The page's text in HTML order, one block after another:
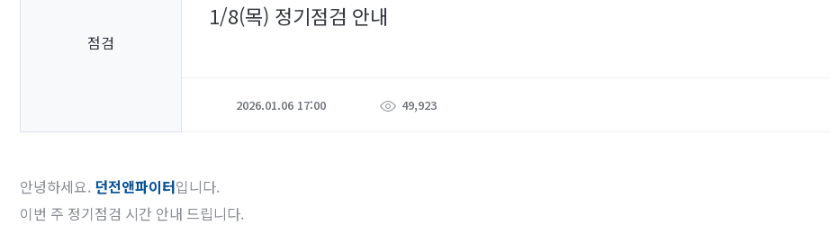
점검
1/8(목) 정기점검 안내
2026.01.06 17:00 49,923
안녕하세요. 던전앤파이터입니다.
이번 주 정기점검 시간 안내 드립니다.